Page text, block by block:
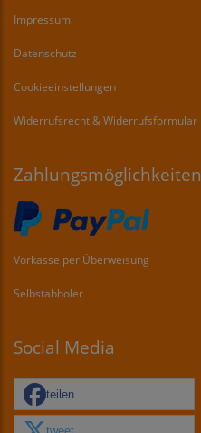
Impressum
Datenschutz
Cookieeinstellungen
Widerrufsrecht & Widerrufsformular
Zahlungsmöglichkeiten
Vorkasse per Überweisung
Selbstabholer
Social Media
teilen